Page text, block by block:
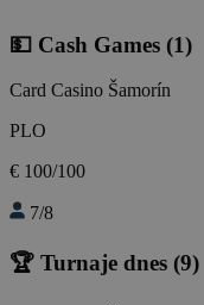
💵 Cash Games (1)
Card Casino Šamorín
PLO
€ 100/100
7/8
🏆 Turnaje dnes (9)